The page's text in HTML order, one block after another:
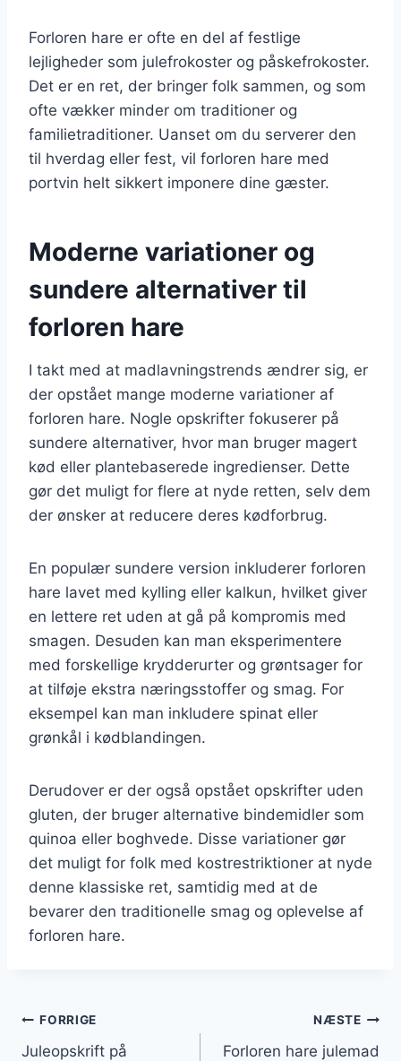
Forloren hare er ofte en del af festlige
lejligheder som julefrokoster og påskefrokoster.
Det er en ret, der bringer folk sammen, og som
ofte vækker minder om traditioner og
familietraditioner. Uanset om du serverer den
til hverdag eller fest, vil forloren hare med
portvin helt sikkert imponere dine gæster.
Moderne variationer og
sundere alternativer til
forloren hare
I takt med at madlavningstrends ændrer sig, er
der opstået mange moderne variationer af
forloren hare. Nogle opskrifter fokuserer på
sundere alternativer, hvor man bruger magert
kød eller plantebaserede ingredienser. Dette
gør det muligt for flere at nyde retten, selv dem
der ønsker at reducere deres kødforbrug.
En populær sundere version inkluderer forloren
hare lavet med kylling eller kalkun, hvilket giver
en lettere ret uden at gå på kompromis med
smagen. Desuden kan man eksperimentere
med forskellige krydderurter og grøntsager for
at tilføje ekstra næringsstoffer og smag. For
eksempel kan man inkludere spinat eller
grønkål i kødblandingen.
Derudover er der også opstået opskrifter uden
gluten, der bruger alternative bindemidler som
quinoa eller boghvede. Disse variationer gør
det muligt for folk med kostrestriktioner at nyde
denne klassiske ret, samtidig med at de
bevarer den traditionelle smag og oplevelse af
forloren hare.
Indlægsnavigation
FORRIGE
Juleopskrift på
NÆSTE
Forloren hare julemad